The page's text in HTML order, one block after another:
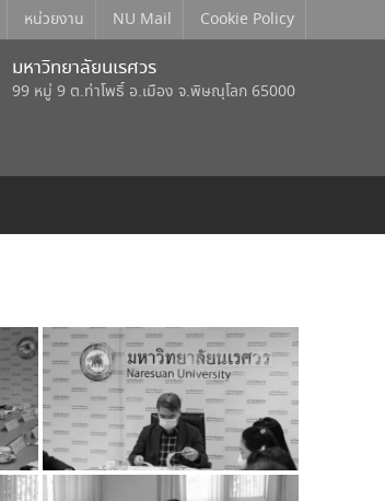
หน่วยงาน NU Mail Cookie Policy
มหาวิทยาลัยนเรศวร
99 หมู่ 9 ต.ท่าโพธิ์ อ.เมือง จ.พิษณุโลก 65000